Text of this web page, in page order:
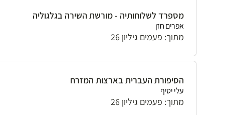
מספרד לשלוחותיה - מורשת השירה בגלגוליה
אפרים חזן
מתוך: פעמים גיליון 26
הסיפורת העברית בארצות המזרח
עלי יסיף
מתוך: פעמים גיליון 26